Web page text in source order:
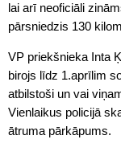
lai arī neoficiāli
pārsniedzis 130
VP priekšnieka Inta
birojs līdz 1.aprīlim
atbilstoši un vai
Vienlaikus policijā
ātruma pārkāpums.